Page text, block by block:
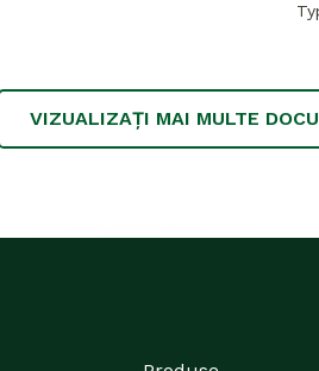
VIZUALIZAȚI MAI MULTE